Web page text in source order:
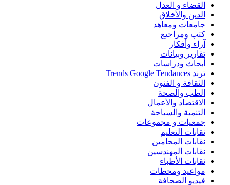
القضاء و العدل
الدين والأخلاق
جامعات ومعاهد
كتب ومراجيع
آراء وأفكار
تقارير وبيانات
أبحاث ودراسات
ترند Trends Google Tendances
الثقافة و الفنون
الطب والصحة
الاقتصاد والأعمال
التنمية والسياحة
جمعيات و مجموعات
نقابات التعليم
نقابات المحامين
نقابات المهندسين
نقابات الأطباء
مواعيد ومحطات
فيديو الصحافة